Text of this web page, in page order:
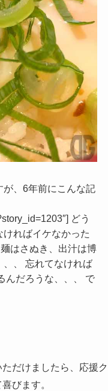
、6年前にこんな記
どう
ればイケなかった
はさぬき、出汁は博
、 忘れてなければ
んだろうな、、、 で
だけましたら、応援ク
びます。